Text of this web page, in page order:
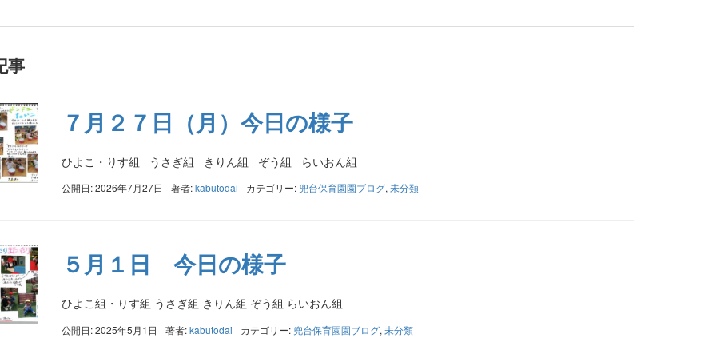
事
７月２７日（月）今日の様子
ひよこ・りす組 うさぎ組 きりん組 ぞう組 らいおん組
公開日: 2026年7月27日 著者:kabutodai カテゴリー: 兜台保育園園ブログ, 未分類
５月１日 今日の様子
ひよこ組・りす組 うさぎ組 きりん組 ぞう組 らいおん組
公開日: 2025年5月1日 著者:kabutodai カテゴリー: 兜台保育園園ブログ, 未分類